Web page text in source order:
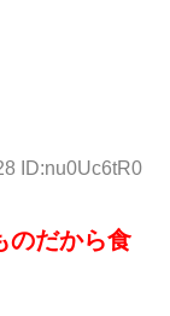
ID:nu0Uc6tR0
のだから食